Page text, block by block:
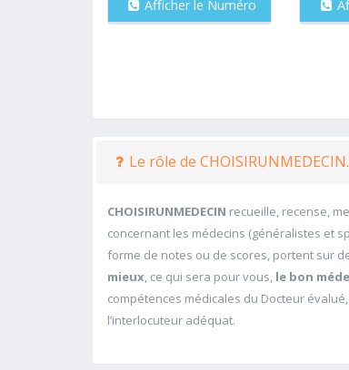
Afficher le Numéro
Le rôle de
CHOISIRUNMEDECIN recueille, recense,
concernant les médecins (généralistes et
forme de notes ou de scores, portent sur
mieux, ce qui sera pour vous, le bon
compétences médicales du Docteur
l’interlocuteur adéquat.